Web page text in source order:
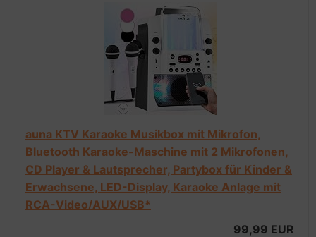
auna KTV Karaoke Musikbox mit Mikrofon,
Bluetooth Karaoke-Maschine mit 2 Mikrofonen,
CD Player & Lautsprecher, Partybox für Kinder &
Erwachsene, LED-Display, Karaoke Anlage mit
RCA-Video/AUX/USB*
99,99 EUR